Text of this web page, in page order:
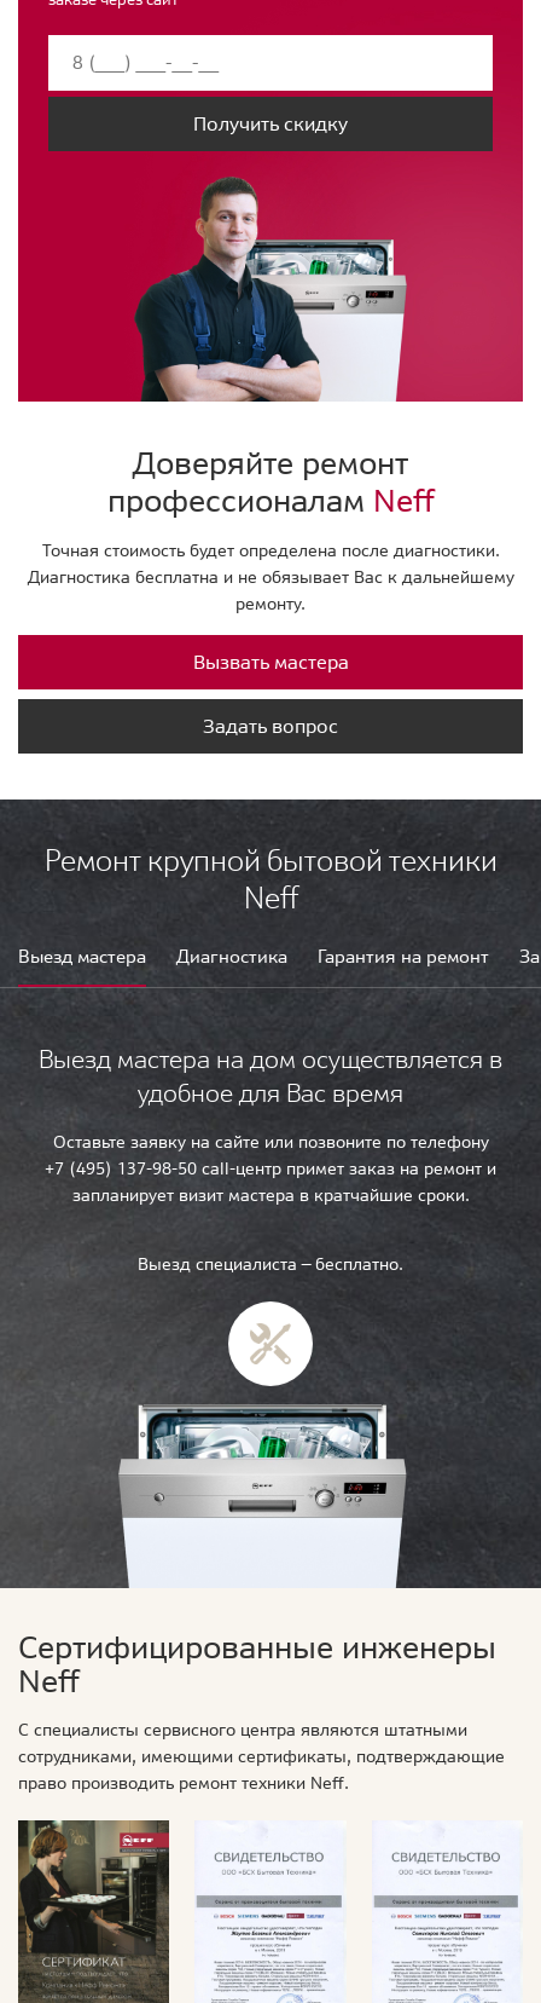
Получить скидку
Доверяйте ремонт
профессионалам Neff
Точная стоимость будет определена после диагностики.
Диагностика бесплатна и не обязывает Вас к дальнейшему
ремонту.
Вызвать мастера
Задать вопрос
Ремонт крупной бытовой техники
Neff
Выезд мастера Диагностика Гарантия на ремонт
Выезд мастера на дом осуществляется в
удобное для Вас время
Оставьте заявку на сайте или позвоните по телефону
+7 (495) 137-98-50 call-центр примет заказ на ремонт и
запланирует визит мастера в кратчайшие сроки.
Выезд специалиста — бесплатно.
Сертифицированные инженеры
Neff
С специалисты сервисного центра являются штатными
сотрудниками, имеющими сертификаты, подтверждающие
право производить ремонт техники Neff.